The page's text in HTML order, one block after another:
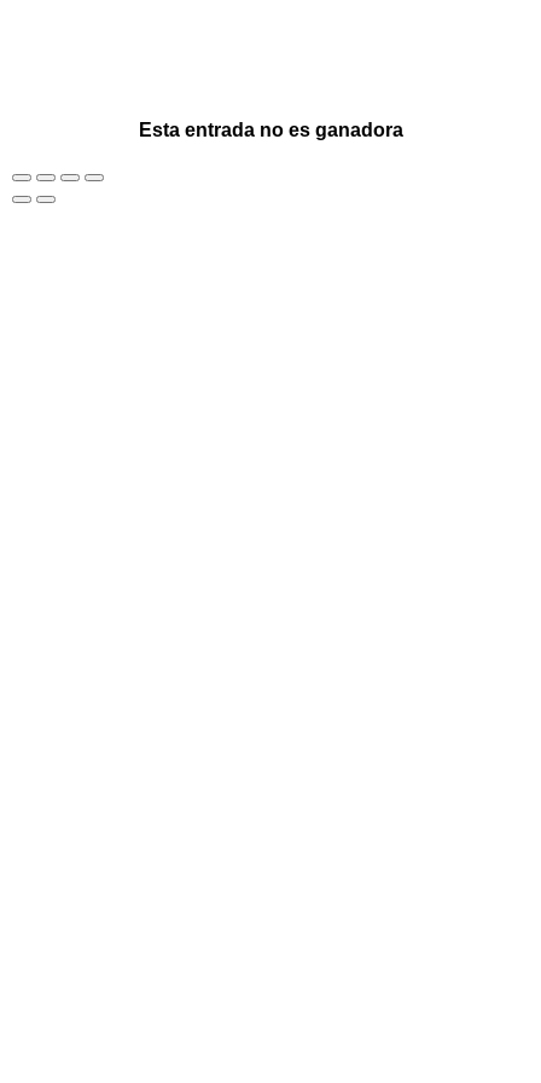
Esta entrada no es ganadora